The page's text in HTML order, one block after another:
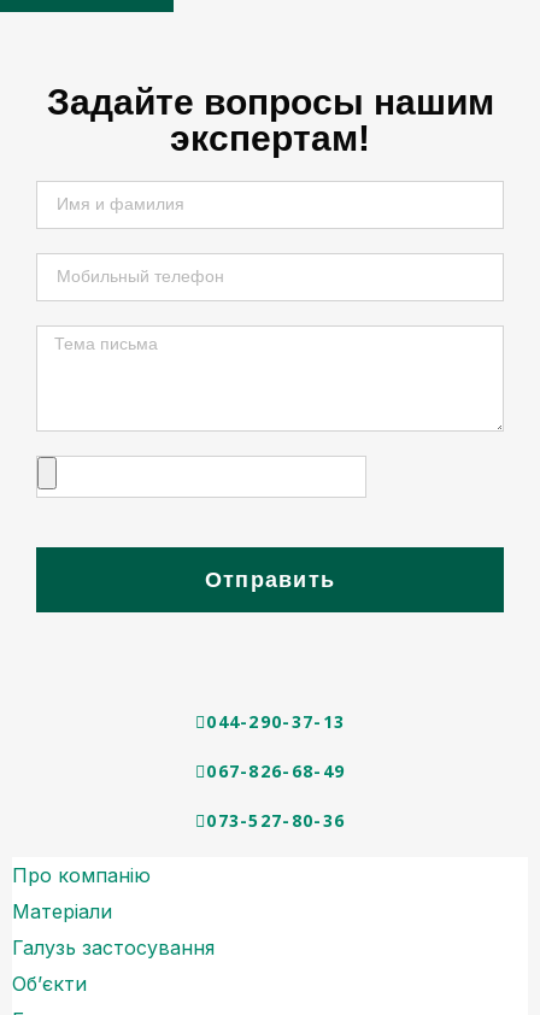
Задайте вопросы нашим
экспертам!
Отправить
044-290-37-13
067-826-68-49
073-527-80-36
Про компанію
Матеріали
Галузь застосування
Об’єкти